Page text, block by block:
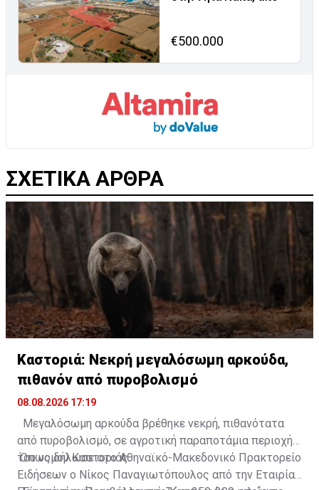
€500.000
ΣΧΕΤΙΚΑ ΑΡΘΡΑ
Καστοριά: Νεκρή μεγαλόσωμη αρκούδα,
πιθανόν από πυροβολισμό
08.08.2026 17:19
Μεγαλόσωμη αρκούδα βρέθηκε νεκρή, πιθανότατα
από πυροβολισμό, σε αγροτική παραποτάμια περιοχή
του νομού Καστοριάς.
Όπως δήλωσε στο Αθηναϊκό-Μακεδονικό Πρακτορείο
Ειδήσεων ο Νίκος Παναγιωτόπουλος από την Εταιρία